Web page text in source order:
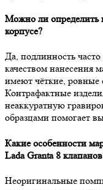
Можно ли определить
корпусе?
Да, подлинность
качеством нанесения
имеют чёткие, ровные
Контрафактные
неаккуратную
образцами помогает
Какие особенности
Lada Granta 8
Неоригинальные